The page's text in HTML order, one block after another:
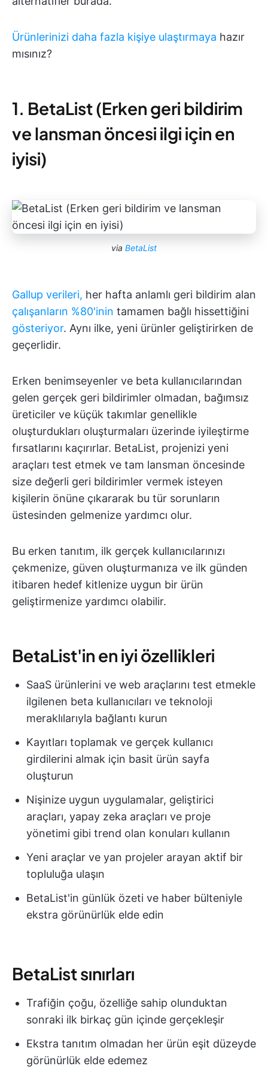
Ürünlerinizi daha fazla kişiye ulaştırmaya hazır
mısınız?
1. BetaList (Erken geri bildirim
ve lansman öncesi ilgi için en
iyisi)
via BetaList
Gallup verileri, her hafta anlamlı geri bildirim alan
çalışanların %80'inin tamamen bağlı hissettiğini
gösteriyor. Aynı ilke, yeni ürünler geliştirirken de
geçerlidir.
Erken benimseyenler ve beta kullanıcılarından
gelen gerçek geri bildirimler olmadan, bağımsız
üreticiler ve küçük takımlar genellikle
oluşturdukları oluşturmaları üzerinde iyileştirme
fırsatlarını kaçırırlar. BetaList, projenizi yeni
araçları test etmek ve tam lansman öncesinde
size değerli geri bildirimler vermek isteyen
kişilerin önüne çıkararak bu tür sorunların
üstesinden gelmenize yardımcı olur.
Bu erken tanıtım, ilk gerçek kullanıcılarınızı
çekmenize, güven oluşturmanıza ve ilk günden
itibaren hedef kitlenize uygun bir ürün
geliştirmenize yardımcı olabilir.
BetaList'in en iyi özellikleri
SaaS ürünlerini ve web araçlarını test etmekle
ilgilenen beta kullanıcıları ve teknoloji
meraklılarıyla bağlantı kurun
Kayıtları toplamak ve gerçek kullanıcı
girdilerini almak için basit ürün sayfa
oluşturun
Nişinize uygun uygulamalar, geliştirici
araçları, yapay zeka araçları ve proje
yönetimi gibi trend olan konuları kullanın
Yeni araçlar ve yan projeler arayan aktif bir
topluluğa ulaşın
BetaList'in günlük özeti ve haber bülteniyle
ekstra görünürlük elde edin
BetaList sınırları
Trafiğin çoğu, özelliğe sahip olunduktan
sonraki ilk birkaç gün içinde gerçekleşir
Ekstra tanıtım olmadan her ürün eşit düzeyde
görünürlük elde edemez